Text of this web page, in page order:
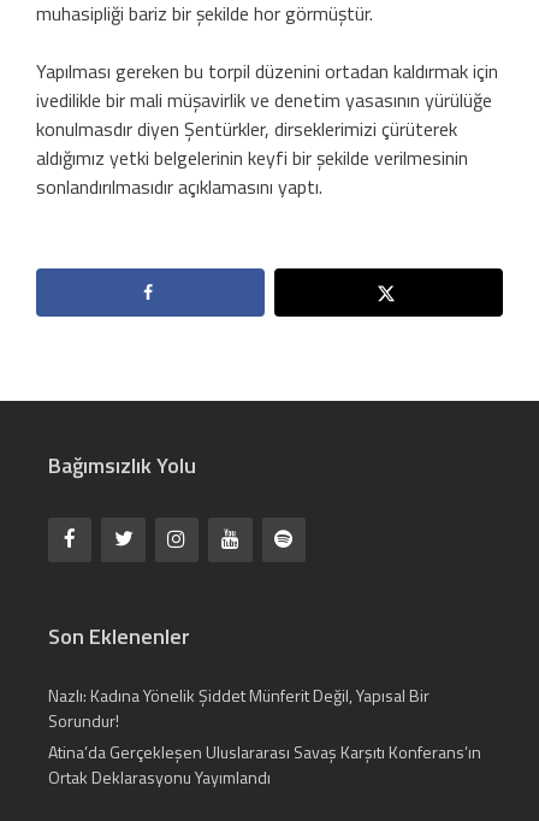
muhasipliği bariz bir şekilde hor görmüştür.
Yapılması gereken bu torpil düzenini ortadan kaldırmak için
ivedilikle bir mali müşavirlik ve denetim yasasının yürülüğe
konulmasdır diyen Şentürkler, dirseklerimizi çürüterek
aldığımız yetki belgelerinin keyfi bir şekilde verilmesinin
sonlandırılmasıdır açıklamasını yaptı.
Bağımsızlık Yolu
Son Eklenenler
Nazlı: Kadına Yönelik Şiddet Münferit Değil, Yapısal Bir
Sorundur!
Atina’da Gerçekleşen Uluslararası Savaş Karşıtı Konferans’ın
Ortak Deklarasyonu Yayımlandı